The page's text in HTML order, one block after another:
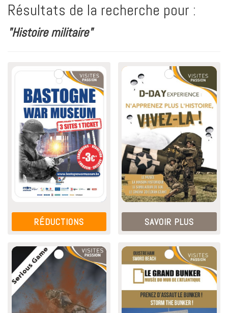
Résultats de la recherche pour :
"Histoire militaire"
RÉDUCTIONS SAVOIR PLUS